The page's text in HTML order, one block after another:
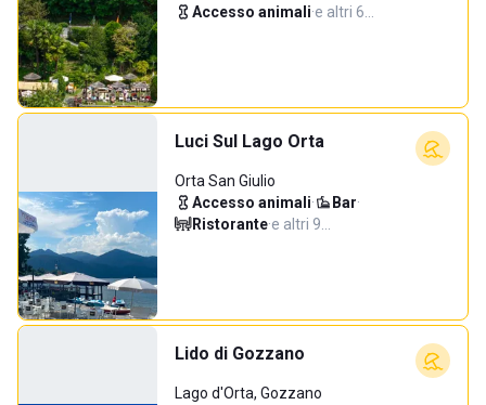
Accesso animali·e altri 6…
Luci Sul Lago Orta
Orta San Giulio
Accesso animali· Bar·
Ristorante·e altri 9…
Lido di Gozzano
Lago d'Orta, Gozzano